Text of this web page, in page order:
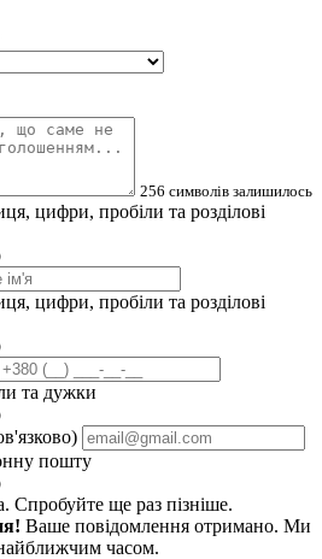
256 символів залишилось
цифри, пробіли та розділові
цифри, пробіли та розділові
та дужки
пошту
Спробуйте ще раз пізніше.
Ваше повідомлення отримано. Ми
часом.